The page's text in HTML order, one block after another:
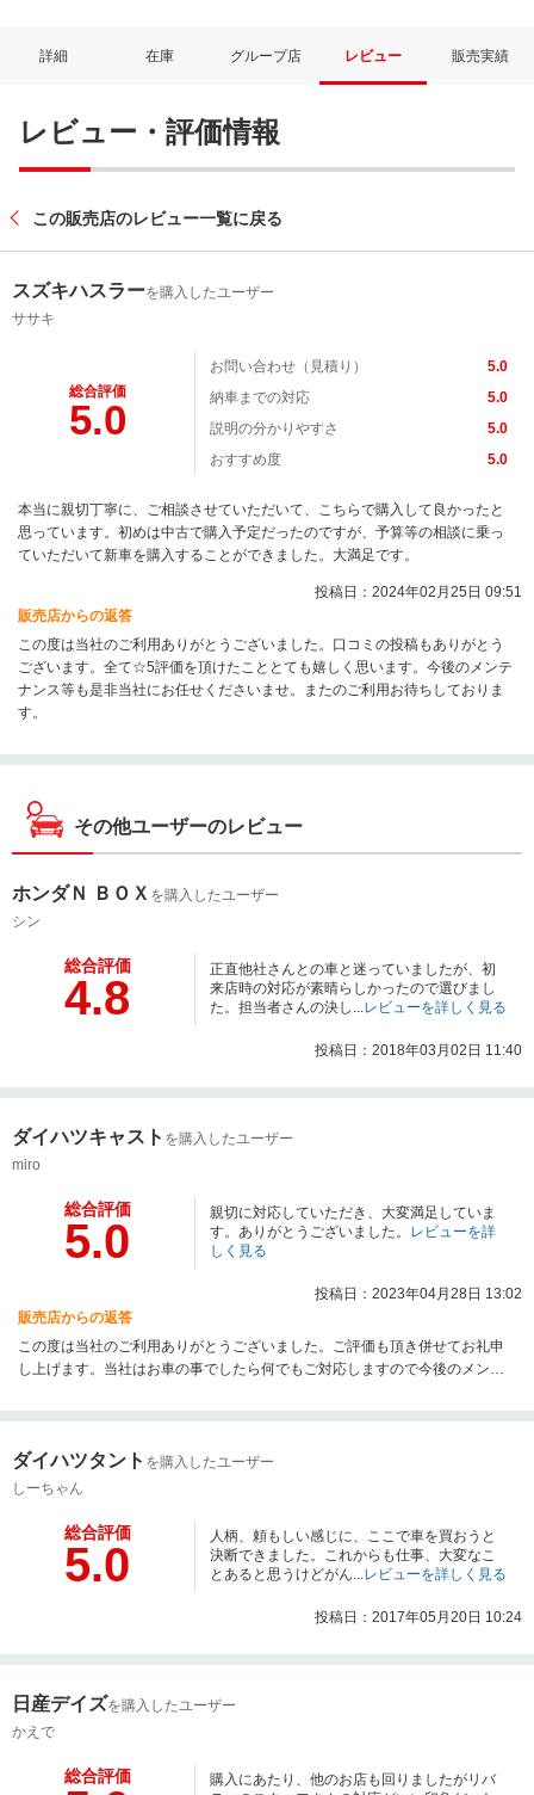
詳細 在庫 グループ店 レビュー 販売実績
レビュー・評価情報
この販売店のレビュー一覧に戻る
スズキハスラーを購入したユーザー
ササキ
総合評価
5.0
お問い合わせ（見積り）
5.0
納車までの対応
5.0
説明の分かりやすさ
5.0
おすすめ度
5.0
本当に親切丁寧に、ご相談させていただいて、こちらで購入して良かったと
思っています。初めは中古で購入予定だったのですが、予算等の相談に乗っ
ていただいて新車を購入することができました。大満足です。
投稿日：2024年02月25日 09:51
販売店からの返答
この度は当社のご利用ありがとうございました。口コミの投稿もありがとう
ございます。全て☆5評価を頂けたこととても嬉しく思います。今後のメンテ
ナンス等も是非当社にお任せくださいませ。またのご利用お待ちしておりま
す。
その他ユーザーのレビュー
ホンダＮ ＢＯＸ を購入したユーザー
シン
総合評価
4.8
正直他社さんとの車と迷っていましたが、初
来店時の対応が素晴らしかったので選びまし
た。担当者さんの決し... レビューを詳しく見る
投稿日：2018年03月02日 11:40
ダイハツキャスト を購入したユーザー
miro
総合評価
5.0
親切に対応していただき、大変満足していま
す。ありがとうございました。 レビューを詳
しく見る
投稿日：2023年04月28日 13:02
販売店からの返答
この度は当社のご利用ありがとうございました。ご評価も頂き併せてお礼申
し上げます。当社はお車の事でしたら何でもご対応しますので今後のメンテ
おります。
ダイハツタント を購入したユーザー
しーちゃん
総合評価
5.0
人柄、頼もしい感じに、ここで車を買おうと
決断できました。これからも仕事、大変なこ
とあると思うけどがん... レビューを詳しく見る
投稿日：2017年05月20日 10:24
日産デイズを購入したユーザー
かえで
総合評価
購入にあたり、他のお店も回りましたがリバ